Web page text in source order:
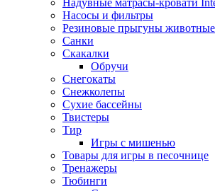
Надувные матрасы-кровати
Насосы и фильтры
Резиновые прыгуны животные
Санки
Скакалки
Обручи
Снегокаты
Снежколепы
Сухие бассейны
Твистеры
Тир
Игры с мишенью
Товары для игры в песочнице
Тренажеры
Тюбинги